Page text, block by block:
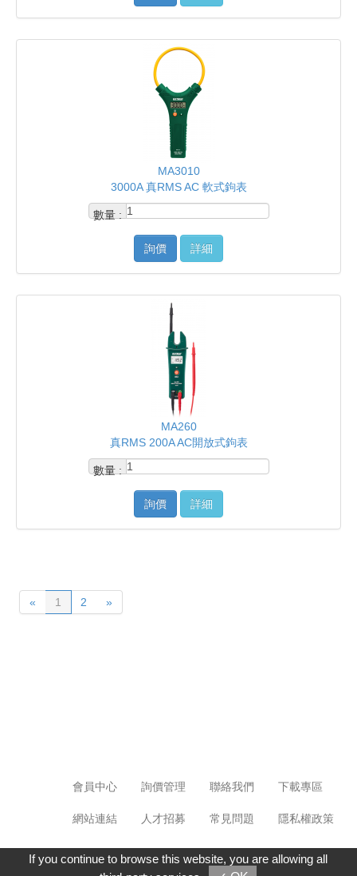
MA3010
3000A 真RMS AC 軟式鉤表
數量 :
詢價 詳細
MA260
真RMS 200A AC開放式鉤表
數量 :
詢價 詳細
« 1 2 »
會員中心 詢價管理 聯絡我們 下載專區
網站連結 人才招募 常見問題 隱私權政策
地址:高雄市鼓山區中華一路820號5樓 電話: 07-5367631 傳真: 07-5367632
If you continue to browse this website, you are allowing all